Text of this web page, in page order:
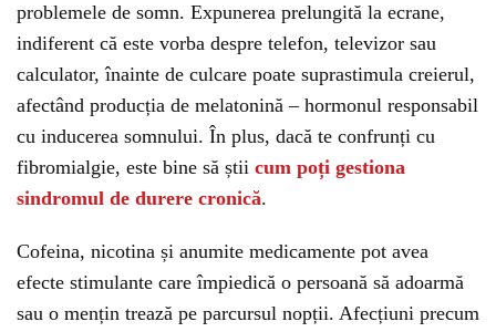
problemele de somn. Expunerea prelungită la ecrane,
indiferent că este vorba despre telefon, televizor sau
calculator, înainte de culcare poate suprastimula creierul,
afectând producția de melatonină – hormonul responsabil
cu inducerea somnului. În plus, dacă te confrunți cu
fibromialgie, este bine să știi cum poți gestiona
sindromul de durere cronică.
Cofeina, nicotina și anumite medicamente pot avea
efecte stimulante care împiedică o persoană să adoarmă
sau o mențin trează pe parcursul nopții. Afecțiuni precum